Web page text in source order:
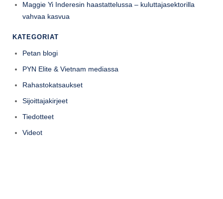
Maggie Yi Inderesin haastattelussa – kuluttajasektorilla
vahvaa kasvua
KATEGORIAT
Petan blogi
PYN Elite & Vietnam mediassa
Rahastokatsaukset
Sijoittajakirjeet
Tiedotteet
Videot